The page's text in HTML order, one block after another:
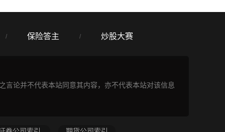
/ 保险答主 / 炒股大赛
论并不代表本站同意其内容，亦不代表本站对该信息